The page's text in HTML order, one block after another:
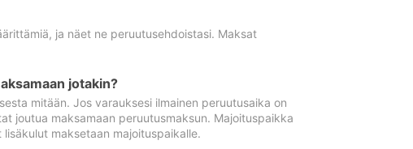
ja näet ne peruutusehdoistasi. Maksat
jotakin?
mitään. Jos varauksesi ilmainen peruutusaika on
joutua maksamaan peruutusmaksun. Majoituspaikka
maksetaan majoituspaikalle.